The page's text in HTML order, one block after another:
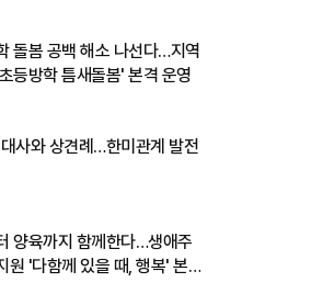
돌봄 공백 해소 나선다…지역
등방학 틈새돌봄' 본격 운영
사와 상견례…한미관계 발전
양육까지 함께한다…생애주
원 '다함께 있을 때, 행복' 본